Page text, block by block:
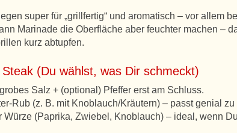
super für „grillfertig“ und aromatisch – vor allem
Marinade die Oberfläche aber feuchter machen –
kurz abtupfen.
(Du wählst, was Dir schmeckt)
grobes Salz + (optional) Pfeffer erst am Schluss.
Rub (z. B. mit Knoblauch/Kräutern) – passt genial
Würze (Paprika, Zwiebel, Knoblauch) – ideal, wenn